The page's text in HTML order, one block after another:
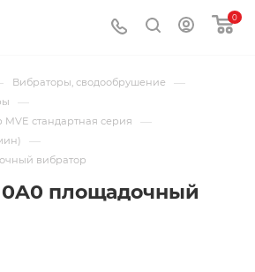
0
Вибраторы, сводообрушение —
—
стандартная серия —
—
вибратор
площадочный